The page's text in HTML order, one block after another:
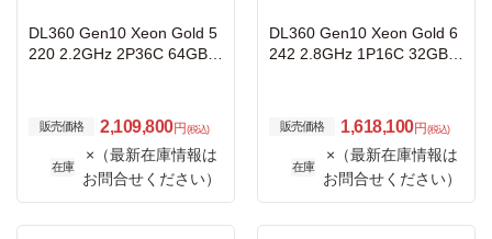
DL360 Gen10 Xeon Gold 5
220 2.2GHz 2P36C 64GBメ
源x2 BCM57414-SFP28 NC
GSモデル
販売価格 2,109,800円 (税込)
在庫
×（最新在庫情報は
お問合せください）
DL360 Gen10 Xeon Gold 6
242 2.8GHz 1P16C 32GBメ
源 BCM57414-SFP28 NC G
Sモデル
販売価格 1,618,100円 (税込)
在庫
×（最新在庫情報は
お問合せください）